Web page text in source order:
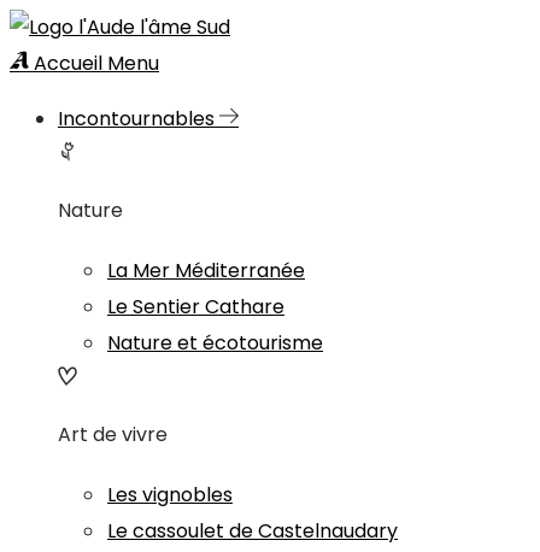
Accueil Menu
Incontournables
Nature
La Mer Méditerranée
Le Sentier Cathare
Nature et écotourisme
Art de vivre
Les vignobles
Le cassoulet de Castelnaudary